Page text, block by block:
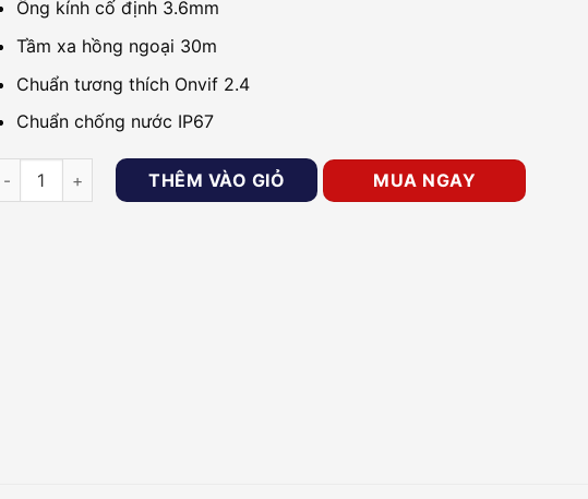
Ống kính cố định 3.6mm
Tầm xa hồng ngoại 30m
Chuẩn tương thích Onvif 2.4
Chuẩn chống nước IP67
Camera IP 2MP DAHUA DH-IPC-HDW1230T1P-S5 số lượng
THÊM VÀO GIỎ MUA NGAY